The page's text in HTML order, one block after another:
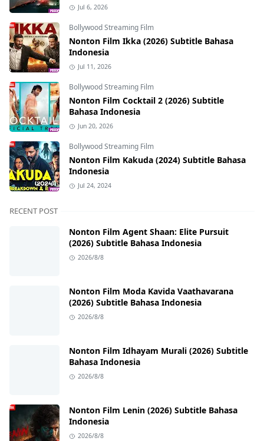
Jul 6, 2026
Bollywood Streaming Film
Nonton Film Ikka (2026) Subtitle Bahasa
Indonesia
Jul 11, 2026
Bollywood Streaming Film
Nonton Film Cocktail 2 (2026) Subtitle
Bahasa Indonesia
Jun 20, 2026
Bollywood Streaming Film
Nonton Film Kakuda (2024) Subtitle Bahasa
Indonesia
Jul 24, 2024
RECENT POST
Nonton Film Agent Shaan: Elite Pursuit
(2026) Subtitle Bahasa Indonesia
2026/8/8
Nonton Film Moda Kavida Vaathavarana
(2026) Subtitle Bahasa Indonesia
2026/8/8
Nonton Film Idhayam Murali (2026) Subtitle
Bahasa Indonesia
2026/8/8
Nonton Film Lenin (2026) Subtitle Bahasa
Indonesia
2026/8/8